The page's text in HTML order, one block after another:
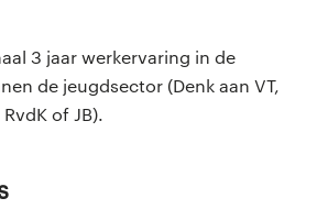
3 jaar werkervaring in de
de jeugdsector (Denk aan VT,
of JB).